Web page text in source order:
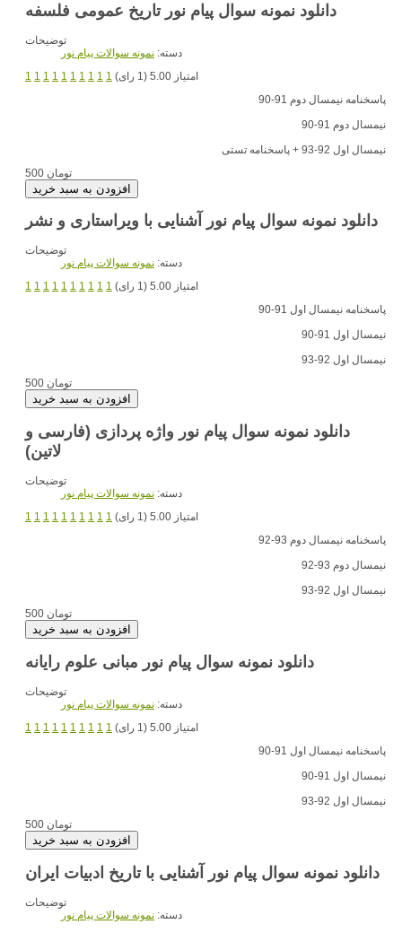
دانلود نمونه سوال پیام نور تاریخ عمومی فلسفه
توضیحات
دسته: نمونه سوالات پیام نور
1 1 1 1 1 1 1 1 1 1
امتیاز 5.00 (1 رای)
پاسخنامه نیمسال دوم 91-90
نیمسال دوم 91-90
نیمسال اول 92-93 + پاسخنامه تستی
500 تومان
دانلود نمونه سوال پیام نور آشنایی با ویراستاری و نشر
توضیحات
دسته: نمونه سوالات پیام نور
1 1 1 1 1 1 1 1 1 1
امتیاز 5.00 (1 رای)
پاسخنامه نیمسال اول 91-90
نیمسال اول 91-90
نیمسال اول 92-93
500 تومان
دانلود نمونه سوال پیام نور واژه پردازی (فارسی و
لاتین)
توضیحات
دسته: نمونه سوالات پیام نور
1 1 1 1 1 1 1 1 1 1
امتیاز 5.00 (1 رای)
پاسخنامه نیمسال دوم 93-92
نیمسال دوم 93-92
نیمسال اول 92-93
500 تومان
دانلود نمونه سوال پیام نور مبانی علوم رایانه
توضیحات
دسته: نمونه سوالات پیام نور
1 1 1 1 1 1 1 1 1 1
امتیاز 5.00 (1 رای)
پاسخنامه نیمسال اول 91-90
نیمسال اول 91-90
نیمسال اول 92-93
500 تومان
دانلود نمونه سوال پیام نور آشنایی با تاریخ ادبیات ایران
توضیحات
دسته: نمونه سوالات پیام نور